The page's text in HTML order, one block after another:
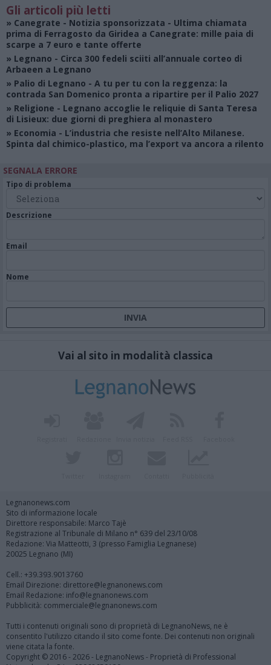
Gli articoli più letti
» Canegrate - Notizia sponsorizzata - Ultima chiamata
prima di Ferragosto da Giridea a Canegrate: mille paia di
scarpe a 7 euro e tante offerte
» Legnano - Circa 300 fedeli sciiti all’annuale corteo di
Arbaeen a Legnano
» Palio di Legnano - A tu per tu con la reggenza: la
contrada San Domenico pronta a ripartire per il Palio 2027
» Religione - Legnano accoglie le reliquie di Santa Teresa
di Lisieux: due giorni di preghiera al monastero
» Economia - L’industria che resiste nell’Alto Milanese.
Spinta dal chimico-plastico, ma l’export va ancora a rilento
SEGNALA ERRORE
Tipo di problema
Descrizione
Email
Nome
Vai al sito in modalità classica
Legnanonews.com
Sito di informazione locale
Direttore responsabile: Marco Tajè
Registrazione al Tribunale di Milano n° 639 del 23/10/08
Redazione: Via Matteotti, 3 (presso Famiglia Legnanese)
20025 Legnano (MI)
Cell.: +39.393.9013760
Email Direzione: direttore@legnanonews.com
Email Redazione: info@legnanonews.com
Pubblicità: commerciale@legnanonews.com
Tutti i contenuti originali sono di proprietà di LegnanoNews, ne è
consentito l'utilizzo citando il sito come fonte. Dei contenuti non originali
viene citata la fonte.
Copyright © 2016 - 2026 - LegnanoNews - Proprietà di Professional